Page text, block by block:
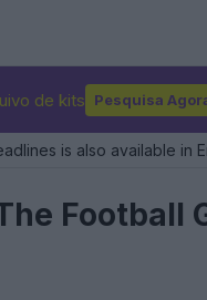
de kits Pesquisa
is also available in
Football